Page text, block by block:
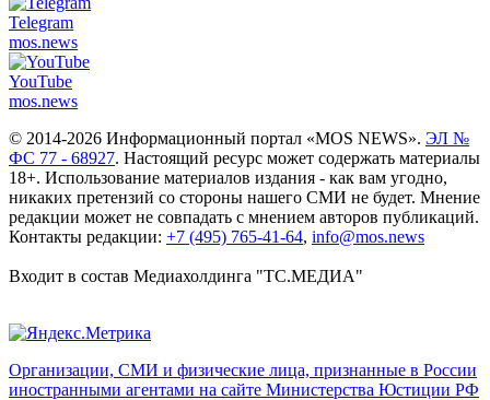
Telegram
mos.news
YouTube
mos.news
© 2014-2026 Информационный портал «MOS NEWS». ЭЛ №
ФС 77 - 68927. Настоящий ресурс может содержать материалы
18+. Использование материалов издания - как вам угодно,
никаких претензий со стороны нашего СМИ не будет. Мнение
редакции может не совпадать с мнением авторов публикаций.
Контакты редакции: +7 (495) 765-41-64, info@mos.news
Входит в состав Медиахолдинга "ТС.МЕДИА"
Организации, СМИ и физические лица, признанные в России
иностранными агентами на сайте Министерства Юстиции РФ